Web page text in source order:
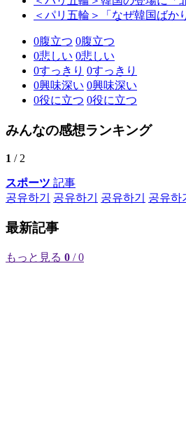
＜パリ五輪＞「なぜ韓国ば
0腹立つ 0腹立つ
0悲しい 0悲しい
0すっきり 0すっきり
0興味深い 0興味深い
0役に立つ 0役に立つ
みんなの感想ランキング
1 / 2
スポーツ 記事
공유하기
공유하기 공유하기 공유하
最新記事
もっと見る 0 / 0